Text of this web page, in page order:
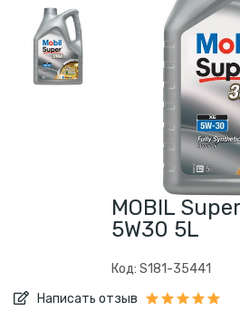
MOBIL
5W30 5L
Код: S181-35441
Написать отзыв